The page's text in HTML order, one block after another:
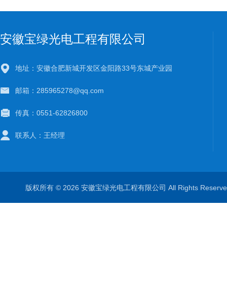
安徽宝绿光电工程有限公司
地址：安徽合肥新城开发区金阳路33号东城产业园
邮箱：285965278@qq.com
传真：0551-62826800
联系人：王经理
版权所有 © 2026 安徽宝绿光电工程有限公司 All Rights